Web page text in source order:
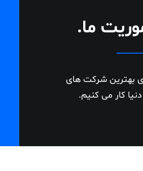
ما.
بهترین شرکت های
کار می کنیم.